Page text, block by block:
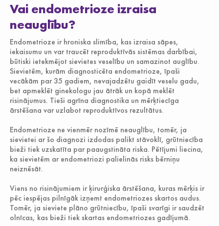
Vai endometrioze izraisa
neauglību?
Endometrioze ir hroniska slimība, kas izraisa sāpes,
iekaisumu un var traucēt reproduktīvās sistēmas darbībai,
būtiski ietekmējot sievietes veselību un samazinot auglību.
Sievietēm, kurām diagnosticēta endometrioze, īpaši
vecākām par 35 gadiem, nevajadzētu gaidīt veselu gadu,
bet apmeklēt ginekologu jau ātrāk un kopā meklēt
risinājumus. Tieši agrīna diagnostika un mērķtiecīga
ārstēšana var uzlabot reproduktīvos rezultātus.
Endometrioze ne vienmēr nozīmē neauglību, tomēr, ja
sievietei ar šo diagnozi izdodas palikt stāvoklī, grūtniecība
bieži tiek uzskatīta par paaugstināta riska. Pētījumi liecina,
ka sievietēm ar endometriozi palielinās risks bērniņu
neiznēsāt.
Viens no risinājumiem ir ķirurģiska ārstēšana, kuras mērķis ir
pēc iespējas pilnīgāk izņemt endometriozes skartos audus.
Tomēr, ja sieviete plāno grūtniecību, īpaši svarīgi ir saudzēt
olnīcas, kas bieži tiek skartas endometriozes gadījumā.